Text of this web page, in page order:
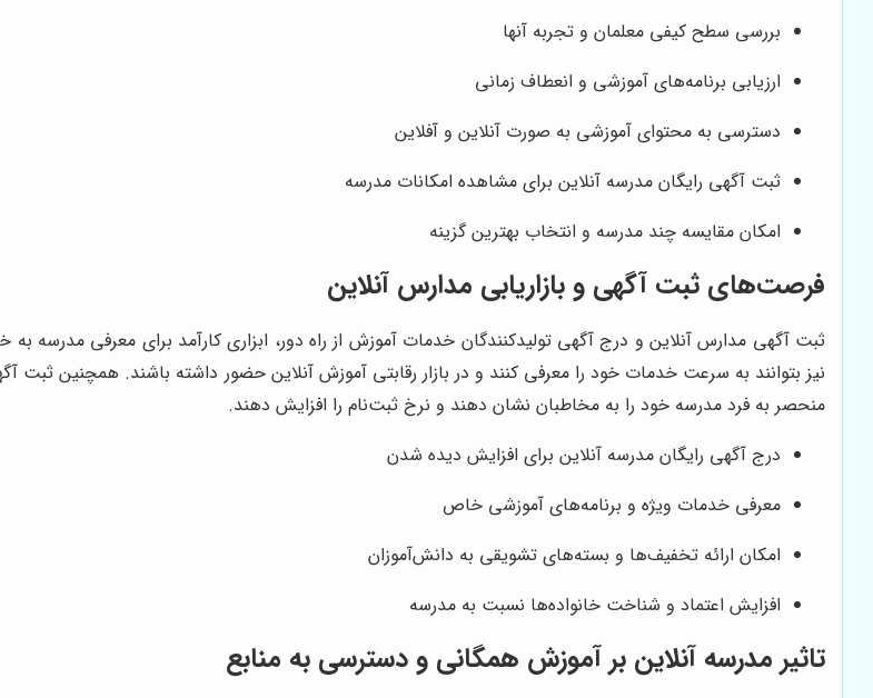
بررسی سطح کیفی معلمان و تجربه آنها
ارزیابی برنامه‌های آموزشی و انعطاف زمانی
دسترسی به محتوای آموزشی به صورت آنلاین و آفلاین
ثبت آگهی رایگان مدرسه آنلاین برای مشاهده امکانات مدرسه
امکان مقایسه چند مدرسه و انتخاب بهترین گزینه
فرصت‌های ثبت آگهی و بازاریابی مدارس آنلاین
ثبت آگهی مدارس آنلاین و درج آگهی تولیدکنندگان خدمات آموزش از راه دور، ابزاری کارآمد برای معرفی
نیز بتوانند به سرعت خدمات خود را معرفی کنند و در بازار رقابتی آموزش آنلاین حضور داشته باشند. همچنین
منحصر به فرد مدرسه خود را به مخاطبان نشان دهند و نرخ ثبت‌نام را افزایش دهند.
درج آگهی رایگان مدرسه آنلاین برای افزایش دیده شدن
معرفی خدمات ویژه و برنامه‌های آموزشی خاص
امکان ارائه تخفیف‌ها و بسته‌های تشویقی به دانش‌آموزان
افزایش اعتماد و شناخت خانواده‌ها نسبت به مدرسه
تاثیر مدرسه آنلاین بر آموزش همگانی و دسترسی به منابع